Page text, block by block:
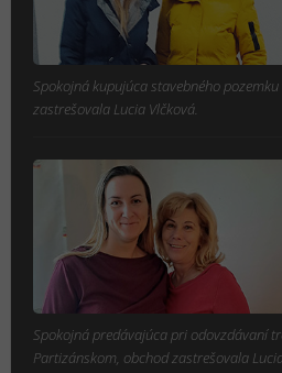
Spokojná kupujúca stavebného
zastrešovala Lucia Vlčková.
Spokojná predávajúca pri odovzdávaní
Partizánskom, obchod zastrešovala